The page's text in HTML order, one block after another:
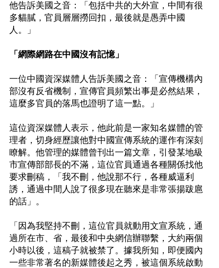
他告訴美國之音：「包括中共的大外宣，中間有很
多貓膩，官員層層撈回扣，最後就是愚弄中國
人。」
「網際網路在中國沒有記憶」
一位中國資深媒體人告訴美國之音：「宣傳機構內
部沒有反省機制，宣傳官員頻繁出事是必然結果，
這麼多官員的落馬也證明了這一點。」
這位資深媒體人表示，他此前是一家知名媒體的管
理者，切身經歷讓他對中國宣傳系統的運作有深刻
瞭解。他管理的媒體曾刊出一篇文章，引發某地級
市宣傳部部長的不滿，這位官員通過各種關係找他
要求刪稿，「我不刪，他說那不行，各種威逼利
誘，通過中間人說了很多現在聽來是非常張揚跋扈
的話」。
「因為我堅持不刪，這位官員就動用文宣系統，通
過所在市、省，最後和中央網信辦聯繫，大約兩個
小時以後，這稿子就被禁了。據我所知，即便國內
一些非常著名的新媒體後起之秀，被這個系統啟動